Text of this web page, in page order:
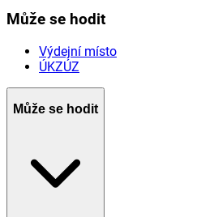
Může se hodit
Výdejní místo
ÚKZÚZ
Může se hodit